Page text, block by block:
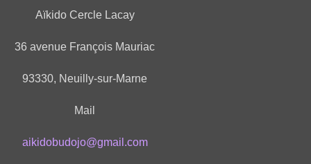
Aïkido Cercle Lacay
36 avenue François Mauriac
93330, Neuilly-sur-Marne
Mail
aikidobudojo@gmail.com